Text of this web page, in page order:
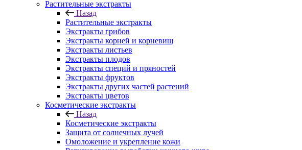
Растительные экстракты
Назад
Растительные экстракты
Экстракты грибов
Экстракты корней и корневищ
Экстракты листьев
Экстракты плодов
Экстракты специй и пряностей
Экстракты фруктов
Экстракты других частей растений
Экстракты цветов
Косметические экстракты
Назад
Косметические экстракты
Защита от солнечных лучей
Омоложение и укрепление кожи